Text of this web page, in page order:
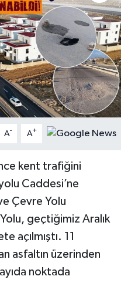
A- A+
kent trafiğini
Caddesi’ne
Çevre Yolu
Yolu, geçtiğimiz Aralık
açılmıştı. 11
asfaltın üzerinden
noktada